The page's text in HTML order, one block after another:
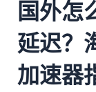
国外怎
延迟？
加速器